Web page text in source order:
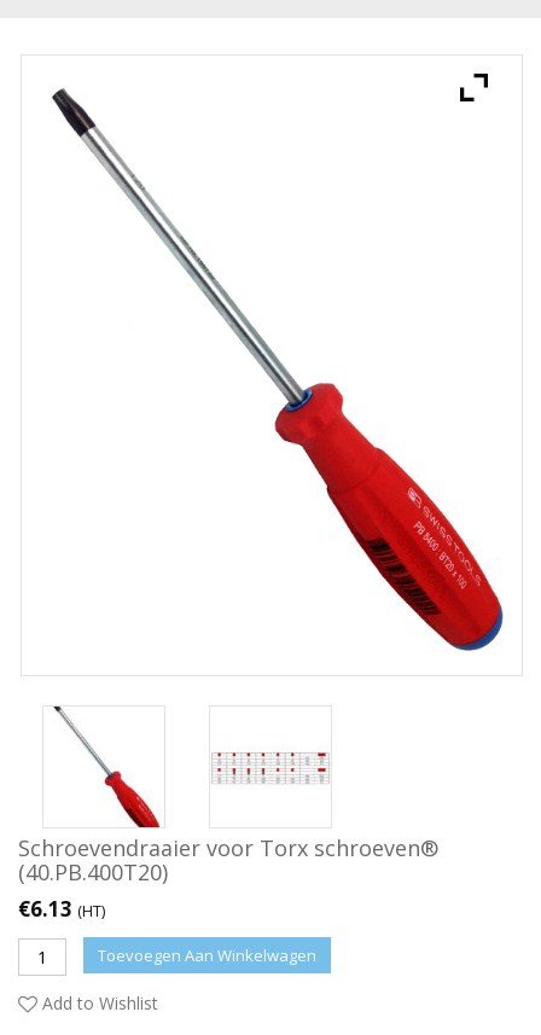
Schroevendraaier voor Torx schroeven®
(40.PB.400T20)
€6.13 (HT)
Toevoegen Aan Winkelwagen
Add to Wishlist